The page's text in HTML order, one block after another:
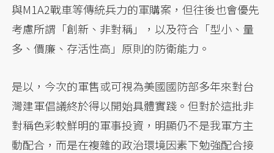
與M1A2戰車等傳統兵力的軍購案，但往後也會優先
考慮所謂「創新、非對稱」，以及符合「型小、量
多、價廉、存活性高」原則的防衛能力。
是以，今次的軍售或可視為美國國防部多年來對台
灣建軍倡議終於得以開始具體實踐。但對於這批非
對稱色彩較鮮明的軍事投資，明顯仍不是我軍方主
動配合，而是在複雜的政治環境因素下勉強配合接